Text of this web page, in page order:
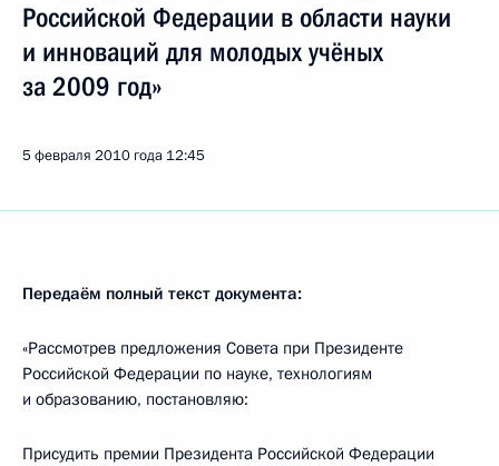
Российской Федерации в области науки
и инноваций для молодых учёных
за 2009 год»
5 февраля 2010 года 12:45
Передаём полный текст документа:
«Рассмотрев предложения Совета при Президенте
Российской Федерации по науке, технологиям
и образованию, постановляю:
Присудить премии Президента Российской Федерации